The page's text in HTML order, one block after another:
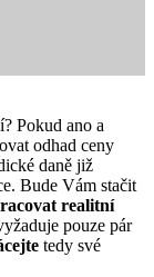
Pokud ano a
odhad ceny
daně již
Bude Vám stačit
realitní
pouze pár
tedy své